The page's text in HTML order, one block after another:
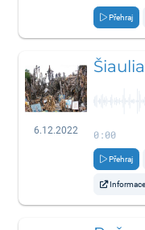
Přehraj
6.12.2022 0:00
Přehraj
Informace